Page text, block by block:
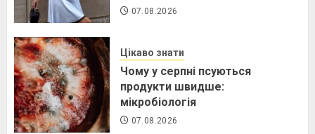
07.08.2026
Цікаво знати
Чому у серпні псуються
продукти швидше:
мікробіологія
07.08.2026